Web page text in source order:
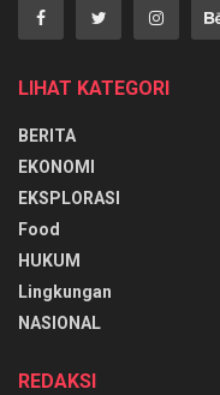
LIHAT KATEGORI
BERITA
EKONOMI
EKSPLORASI
Food
HUKUM
Lingkungan
NASIONAL
REDAKSI